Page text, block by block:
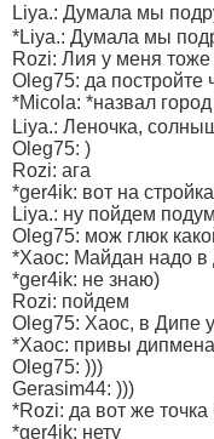
Liya.: Думала мы
*Liya.: Думала мы
Rozi: Лия у меня
Oleg75: да постройте
*Micola: *назвал
Liya.: Леночка,
Oleg75: )
Rozi: ага
*ger4ik: вот на
Liya.: ну пойдем
Oleg75: мож глюк
*Xaoc: Майдан надо в
*ger4ik: не знаю)
Rozi: пойдем
Oleg75: Хаос, в Дипе
*Xaoc: привы
Oleg75: )))
Gerasim44: )))
*Rozi: да вот же
*ger4ik: нету